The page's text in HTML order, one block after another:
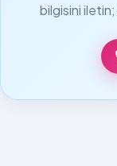
bilgisini iletin;